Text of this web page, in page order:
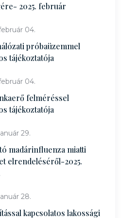
2025. február
04.
próbaüzemmel
tájékoztatója
04.
felméréssel
tájékoztatója
29.
madárinfluenza miatti
elrendeléséről-2025.
28.
kapcsolatos lakossági